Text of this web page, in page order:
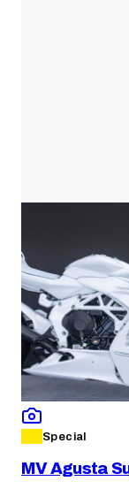
Special
MV Agusta